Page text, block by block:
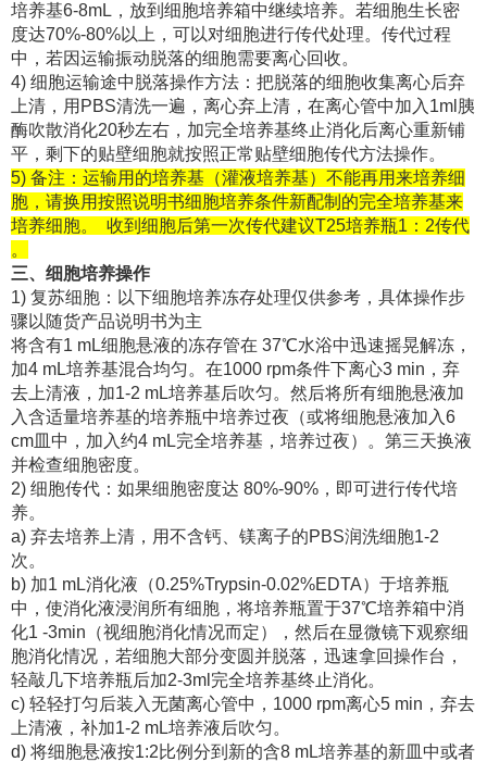
培养基6-8mL，放到细胞培养箱中继续培养。若细胞生长密
度达70%-80%以上，可以对细胞进行传代处理。传代过程
中，若因运输振动脱落的细胞需要离心回收。
4) 细胞运输途中脱落操作方法：把脱落的细胞收集离心后弃
上清，用PBS清洗一遍，离心弃上清，在离心管中加入1ml胰
酶吹散消化20秒左右，加完全培养基终止消化后离心重新铺
平，剩下的贴壁细胞就按照正常贴壁细胞传代方法操作。
5) 备注：运输用的培养基（灌液培养基）不能再用来培养细
胞，请换用按照说明书细胞培养条件新配制的完全培养基来
培养细胞。 收到细胞后第一次传代建议T25培养瓶1：2传代
。
三、细胞培养操作
1) 复苏细胞：以下细胞培养冻存处理仅供参考，具体操作步
骤以随货产品说明书为主
将含有1 mL细胞悬液的冻存管在 37℃水浴中迅速摇晃解冻，
加4 mL培养基混合均匀。在1000 rpm条件下离心3 min，弃
去上清液，加1-2 mL培养基后吹匀。然后将所有细胞悬液加
入含适量培养基的培养瓶中培养过夜（或将细胞悬液加入6
cm皿中，加入约4 mL完全培养基，培养过夜）。第三天换液
并检查细胞密度。
2) 细胞传代：如果细胞密度达 80%-90%，即可进行传代培
养。
a) 弃去培养上清，用不含钙、镁离子的PBS润洗细胞1-2
次。
b) 加1 mL消化液（0.25%Trypsin-0.02%EDTA）于培养瓶
中，使消化液浸润所有细胞，将培养瓶置于37℃培养箱中消
化1 -3min（视细胞消化情况而定），然后在显微镜下观察细
胞消化情况，若细胞大部分变圆并脱落，迅速拿回操作台，
轻敲几下培养瓶后加2-3ml完全培养基终止消化。
c) 轻轻打匀后装入无菌离心管中，1000 rpm离心5 min，弃去
上清液，补加1-2 mL培养液后吹匀。
d) 将细胞悬液按1:2比例分到新的含8 mL培养基的新皿中或者